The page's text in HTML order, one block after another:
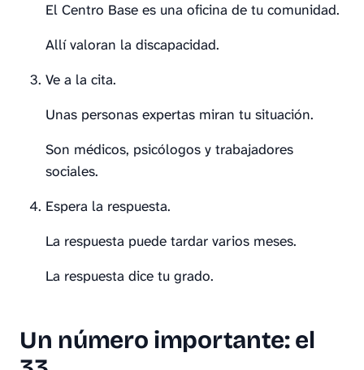
El Centro Base es una oficina de tu comunidad.
Allí valoran la discapacidad.
Ve a la cita.
Unas personas expertas miran tu situación.
Son médicos, psicólogos y trabajadores
sociales.
Espera la respuesta.
La respuesta puede tardar varios meses.
La respuesta dice tu grado.
Un número importante: el